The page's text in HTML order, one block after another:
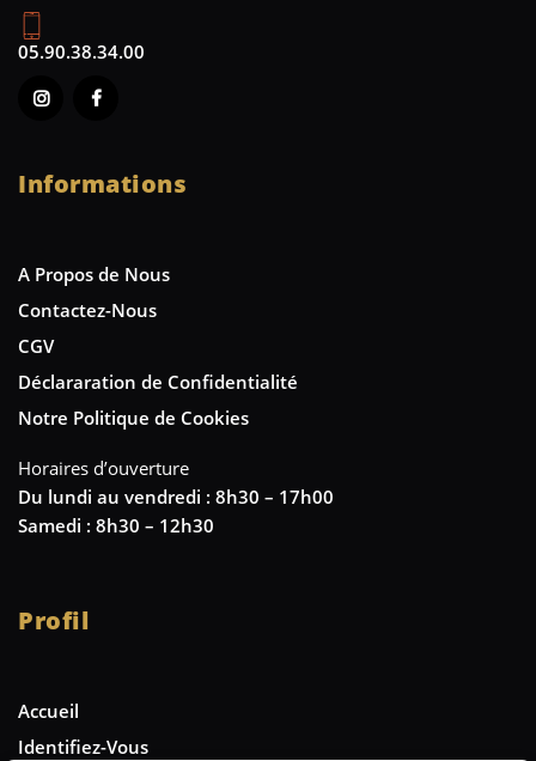
05.90.38.34.00
Informations
A Propos de Nous
Contactez-Nous
CGV
Déclararation de Confidentialité
Notre Politique de Cookies
Horaires d’ouverture
Du lundi au vendredi : 8h30 – 17h00
Samedi : 8h30 – 12h30
Profil
Accueil
Identifiez-Vous